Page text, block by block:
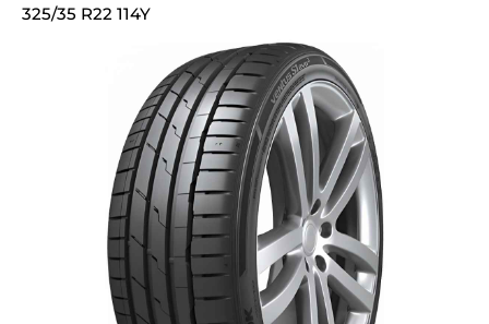
325/35 R22 114Y